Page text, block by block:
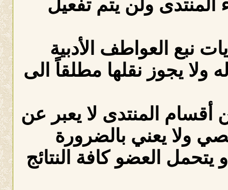
ولن يتم تفعيل
نبع العواطف الأدبية
ولا يجوز نقلها مطلقاً الى
المنتدى لا يعبر عن
ولا يعني بالضرورة
العضو كافة النتائج